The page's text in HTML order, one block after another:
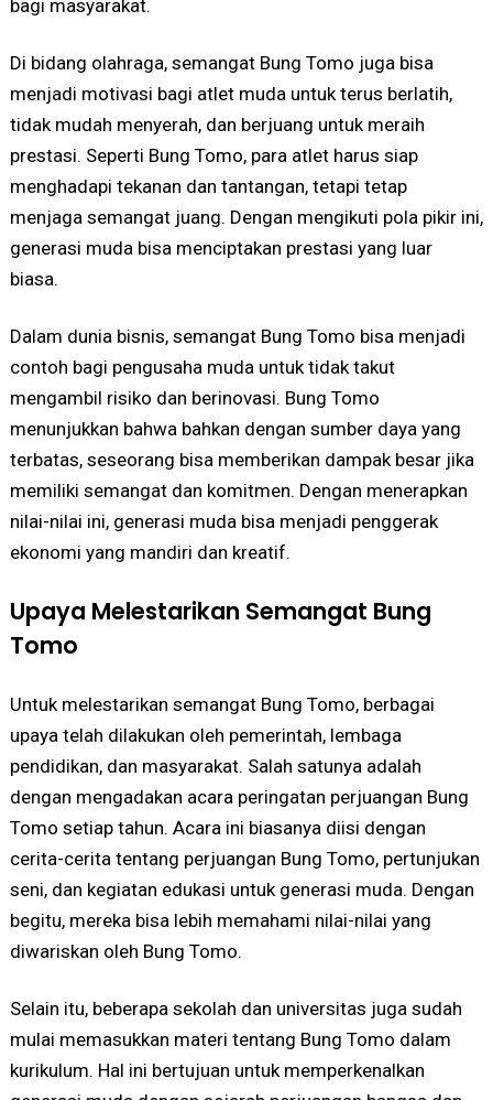
bagi masyarakat.
Di bidang olahraga, semangat Bung Tomo juga bisa
menjadi motivasi bagi atlet muda untuk terus berlatih,
tidak mudah menyerah, dan berjuang untuk meraih
prestasi. Seperti Bung Tomo, para atlet harus siap
menghadapi tekanan dan tantangan, tetapi tetap
menjaga semangat juang. Dengan mengikuti pola pikir ini,
generasi muda bisa menciptakan prestasi yang luar
biasa.
Dalam dunia bisnis, semangat Bung Tomo bisa menjadi
contoh bagi pengusaha muda untuk tidak takut
mengambil risiko dan berinovasi. Bung Tomo
menunjukkan bahwa bahkan dengan sumber daya yang
terbatas, seseorang bisa memberikan dampak besar jika
memiliki semangat dan komitmen. Dengan menerapkan
nilai-nilai ini, generasi muda bisa menjadi penggerak
ekonomi yang mandiri dan kreatif.
Upaya Melestarikan Semangat Bung
Tomo
Untuk melestarikan semangat Bung Tomo, berbagai
upaya telah dilakukan oleh pemerintah, lembaga
pendidikan, dan masyarakat. Salah satunya adalah
dengan mengadakan acara peringatan perjuangan Bung
Tomo setiap tahun. Acara ini biasanya diisi dengan
cerita-cerita tentang perjuangan Bung Tomo, pertunjukan
seni, dan kegiatan edukasi untuk generasi muda. Dengan
begitu, mereka bisa lebih memahami nilai-nilai yang
diwariskan oleh Bung Tomo.
Selain itu, beberapa sekolah dan universitas juga sudah
mulai memasukkan materi tentang Bung Tomo dalam
kurikulum. Hal ini bertujuan untuk memperkenalkan